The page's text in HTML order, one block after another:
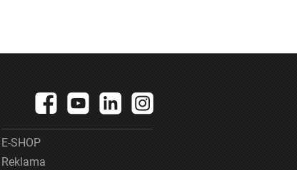
E-SHOP
Reklama